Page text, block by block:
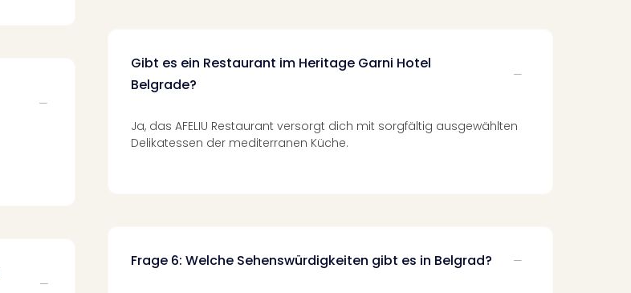
Gibt es ein Restaurant im Heritage Garni Hotel
Belgrade?
Ja, das AFELIU Restaurant versorgt dich mit sorgfältig ausgewählten
Delikatessen der mediterranen Küche.
Frage 6: Welche Sehenswürdigkeiten gibt es in Belgrad?